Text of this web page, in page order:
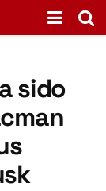
sido